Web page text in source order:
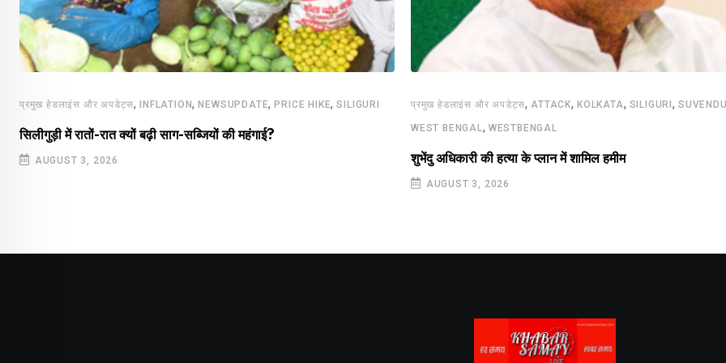
प्रमुख हेडलाइंस और अपडेट्स,INFLATION,NEWSUPDATE,PRICE HIKE,SILIGURI
सिलीगुड़ी में रातों-रात क्यों बढ़ी साग-सब्जियों की महंगाई?
AUGUST 3, 2026
प्रमुख हेडलाइंस और अपडेट्स, ATTACK,KOLKATA, SILIGURI,
WEST BENGAL , WESTBENGAL
शुभेंदु अधिकारी की हत्या के प्लान में शामिल हमीम
AUGUST 3, 2026